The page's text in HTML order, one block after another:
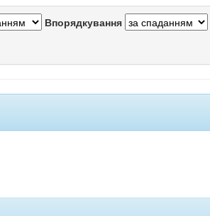
Впорядкування